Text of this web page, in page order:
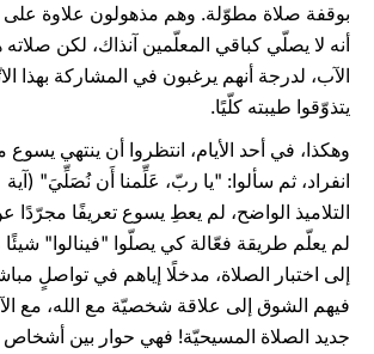
بوقفة صلاة مطوّلة. وهم مذهولون علاوة على
أنه لا يصلّي كباقي المعلّمين آنذاك، لكن
الآب، لدرجة أنهم يرغبون في المشاركة بهذا
يتذوّقوا طيبته كلّيًا.
وهكذا، في أحد الأيام، انتظروا أن ينتهي
التلاميذ الواضح، لم يعطِ يسوع تعريفًا مجرّدًا
لم يعلّم طريقة فعّالة كي يصلّوا "فينالوا"
إلى اختبار الصلاة، مدخلًا إياهم في تواصلٍ
فيهم الشوق إلى علاقة شخصيّة مع الله، مع
جديد الصلاة المسيحيّة! فهي حوار بين